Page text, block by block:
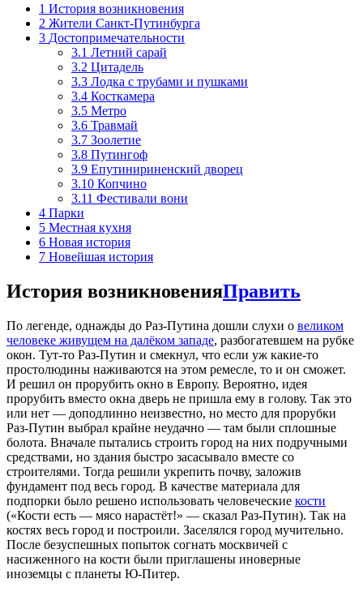
1 История возникновения
2 Жители Санкт-Путинбурга
3 Достопримечательности
3.1 Летний сарай
3.2 Цитадель
3.3 Лодка с трубами и пушками
3.4 Косткамера
3.5 Метро
3.6 Травмай
3.7 Зоолетие
3.8 Путингоф
3.9 Епутинириненский дворец
3.10 Копчино
3.11 Фестивали вони
4 Парки
5 Местная кухня
6 Новая история
7 Новейшая история
История возникновенияПравить
По легенде, однажды до Раз-Путина дошли слухи о великом
человеке живущем на далёком западе, разбогатевшем на рубке
окон. Тут-то Раз-Путин и смекнул, что если уж какие-то
простолюдины наживаются на этом ремесле, то и он сможет.
И решил он прорубить окно в Европу. Вероятно, идея
прорубить вместо окна дверь не пришла ему в голову. Так это
или нет — доподлинно неизвестно, но место для прорубки
Раз-Путин выбрал крайне неудачно — там были сплошные
болота. Вначале пытались строить город на них подручными
средствами, но здания быстро засасывало вместе со
строителями. Тогда решили укрепить почву, заложив
фундамент под весь город. В качестве материала для
подпорки было решено использовать человеческие кости
(«Кости есть — мясо нарастёт!» — сказал Раз-Путин). Так на
костях весь город и построили. Заселялся город мучительно.
После безуспешных попыток согнать москвичей с
насиженного на кости были приглашены иноверные
иноземцы с планеты Ю-Питер.